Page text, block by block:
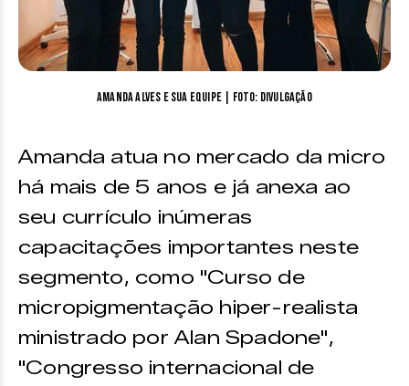
Amanda Alves e sua equipe | Foto: divulgação
Amanda atua no mercado da micro
há mais de 5 anos e já anexa ao
seu currículo inúmeras
capacitações importantes neste
segmento, como "Curso de
micropigmentação hiper-realista
ministrado por Alan Spadone",
"Congresso internacional de